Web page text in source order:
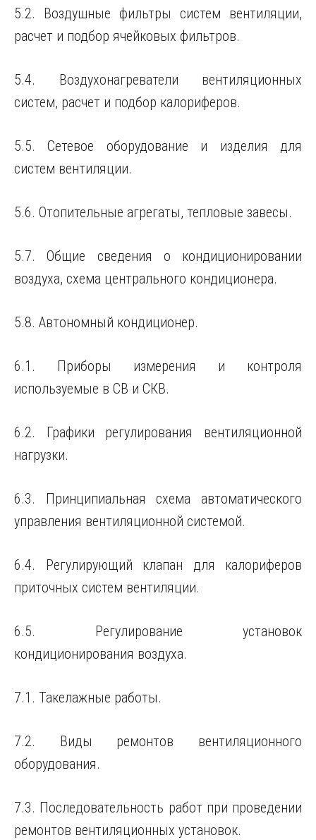
5.2. Воздушные фильтры систем вентиляции,
расчет и подбор ячейковых фильтров.
5.4. Воздухонагреватели вентиляционных
систем, расчет и подбор калориферов.
5.5. Сетевое оборудование и изделия для
систем вентиляции.
5.6. Отопительные агрегаты, тепловые завесы.
5.7. Общие сведения о кондиционировании
воздуха, схема центрального кондиционера.
5.8. Автономный кондиционер.
6.1. Приборы измерения и контроля
используемые в СВ и СКВ.
6.2. Графики регулирования вентиляционной
нагрузки.
6.3. Принципиальная схема автоматического
управления вентиляционной системой.
6.4. Регулирующий клапан для калориферов
приточных систем вентиляции.
6.5. Регулирование установок
кондиционирования воздуха.
7.1. Такелажные работы.
7.2. Виды ремонтов вентиляционного
оборудования.
7.3. Последовательность работ при проведении
ремонтов вентиляционных установок.